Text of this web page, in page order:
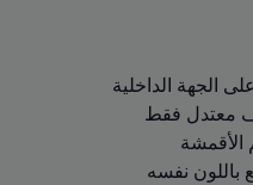
الجهة الداخلية
معتدل فقط
الأقمشة
نفسه